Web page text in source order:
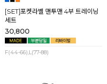
[SET]포켓라벨 맨투맨 4부 트레이닝
세트
30,800
F(44-66),L(77-88)